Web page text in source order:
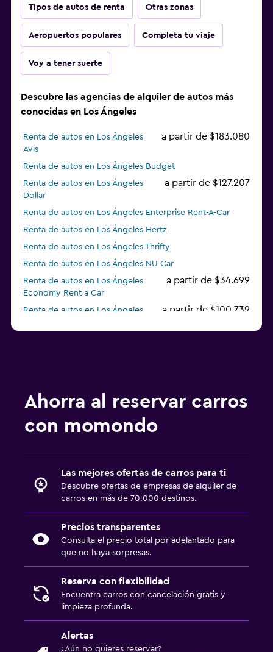
Tipos de autos de renta Otras zonas
Aeropuertos populares Completa tu viaje
Voy a tener suerte
Descubre las agencias de alquiler de autos más
conocidas en Los Ángeles
Renta de autos en Los Ángeles
Avis
a partir de $183.080
Renta de autos en Los Ángeles Budget
Renta de autos en Los Ángeles
Dollar
a partir de $127.207
Renta de autos en Los Ángeles Enterprise Rent-A-Car
Renta de autos en Los Ángeles Hertz
Renta de autos en Los Ángeles Thrifty
Renta de autos en Los Ángeles NU Car
Renta de autos en Los Ángeles
Economy Rent a Car
a partir de $34.699
Renta de autos en Los Ángeles
a partir de $100.739
Ahorra al reservar carros
con momondo
Las mejores ofertas de carros para ti
Descubre ofertas de empresas de alquiler de
carros en más de 70.000 destinos.
Precios transparentes
Consulta el precio total por adelantado para
que no haya sorpresas.
Reserva con flexibilidad
Encuentra carros con cancelación gratis y
limpieza profunda.
Alertas
¿Aún no quieres reservar?